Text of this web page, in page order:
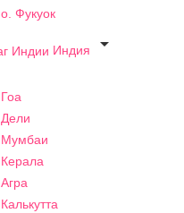
о. Фукуок
Индия

Гоа
Дели
Мумбаи
Керала
Агра
Калькутта